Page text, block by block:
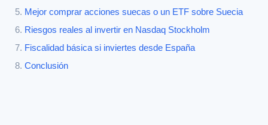
Mejor comprar acciones suecas o un ETF sobre Suecia
Riesgos reales al invertir en Nasdaq Stockholm
Fiscalidad básica si inviertes desde España
Conclusión